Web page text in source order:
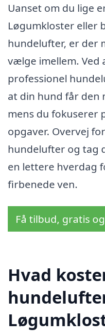
Uanset om du lige
Løgumkloster eller
hundelufter, er der
vælge imellem. Ved
professionel
at din hund får den
mens du fokuserer
opgaver. Overvej
hundelufter og tag
en lettere hverdag
firbenede ven.
Få tilbud, gratis
Hvad